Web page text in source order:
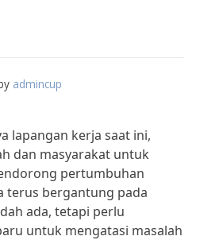
admincup
lapangan kerja saat ini,
dan masyarakat untuk
pertumbuhan
terus bergantung pada
ada, tetapi perlu
untuk mengatasi masalah